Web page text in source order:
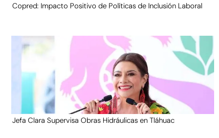
Copred: Impacto Positivo de Políticas de Inclusión Laboral
Jefa Clara Supervisa Obras Hidráulicas en Tláhuac